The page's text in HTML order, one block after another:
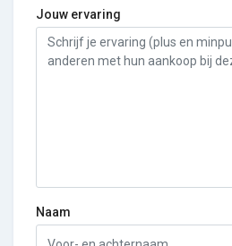
Jouw ervaring
Naam